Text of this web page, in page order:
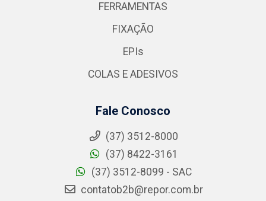
FERRAMENTAS
FIXAÇÃO
EPIs
COLAS E ADESIVOS
Fale Conosco
(37) 3512-8000
(37) 8422-3161
(37) 3512-8099 - SAC
contatob2b@repor.com.br